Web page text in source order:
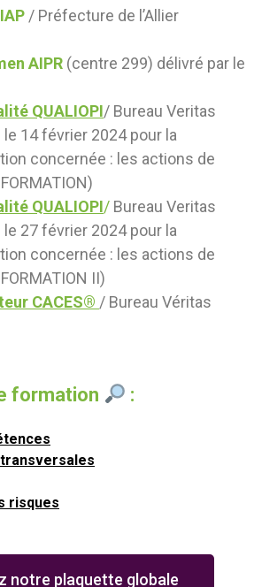
/ Préfecture de l’Allier
AIPR (centre 299) délivré par le
QUALIOPI/ Bureau Veritas
le 14 février 2024 pour la
concernée : les actions de
QUALIOPI/ Bureau Veritas
le 27 février 2024 pour la
concernée : les actions de
II)
CACES® / Bureau Véritas
formation :
risques
notre plaquette globale